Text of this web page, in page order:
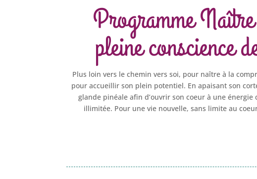
Programme
pleine conscience
Plus loin vers le chemin vers soi, pour naître à la
pour accueillir son plein potentiel. En apaisant son
glande pinéale afin d’ouvrir son coeur à une énergie
illimitée. Pour une vie nouvelle, sans limite au